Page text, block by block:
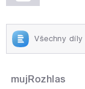
Všechny díly
mujRozhlas